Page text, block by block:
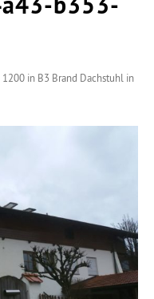
1200 in B3 Brand Dachstuhl in